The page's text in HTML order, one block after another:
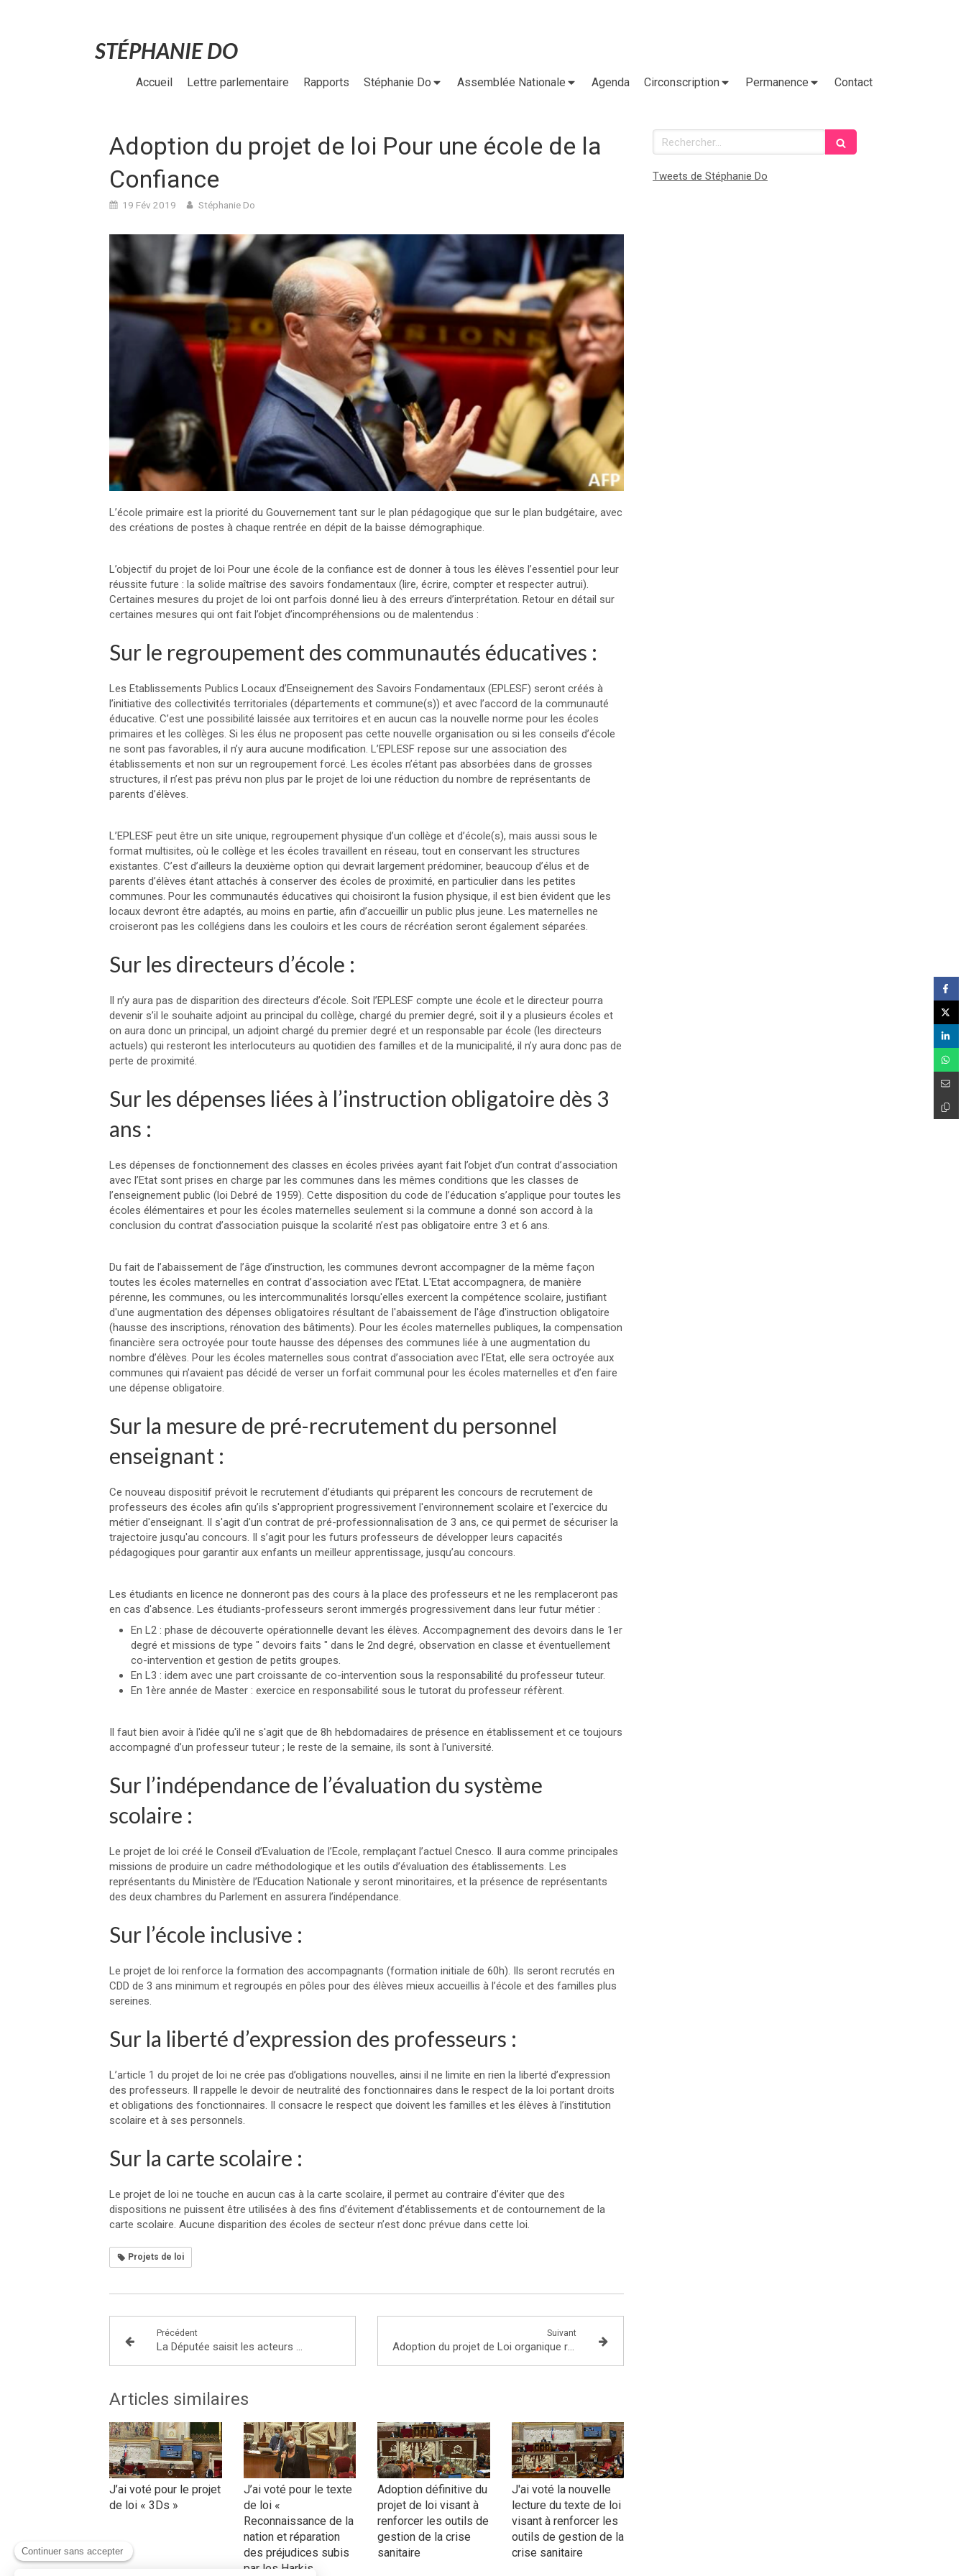
STÉPHANIE DO
Accueil Lettre parlementaire Rapports Stéphanie Do Assemblée Nationale Agenda Circonscription Permanence Contact
Adoption du projet de loi Pour une école de la
Confiance
19 Fév 2019 Stéphanie Do
L’école primaire est la priorité du Gouvernement tant sur le plan pédagogique que sur le plan budgétaire, avec
des créations de postes à chaque rentrée en dépit de la baisse démographique.
L’objectif du projet de loi Pour une école de la confiance est de donner à tous les élèves l’essentiel pour leur
réussite future : la solide maîtrise des savoirs fondamentaux (lire, écrire, compter et respecter autrui).
Certaines mesures du projet de loi ont parfois donné lieu à des erreurs d’interprétation. Retour en détail sur
certaines mesures qui ont fait l’objet d’incompréhensions ou de malentendus :
Sur le regroupement des communautés éducatives :
Les Etablissements Publics Locaux d’Enseignement des Savoirs Fondamentaux (EPLESF) seront créés à
l’initiative des collectivités territoriales (départements et commune(s)) et avec l’accord de la communauté
éducative. C’est une possibilité laissée aux territoires et en aucun cas la nouvelle norme pour les écoles
primaires et les collèges. Si les élus ne proposent pas cette nouvelle organisation ou si les conseils d’école
ne sont pas favorables, il n’y aura aucune modification. L’EPLESF repose sur une association des
établissements et non sur un regroupement forcé. Les écoles n’étant pas absorbées dans de grosses
structures, il n’est pas prévu non plus par le projet de loi une réduction du nombre de représentants de
parents d’élèves.
L’EPLESF peut être un site unique, regroupement physique d’un collège et d’école(s), mais aussi sous le
format multisites, où le collège et les écoles travaillent en réseau, tout en conservant les structures
existantes. C’est d’ailleurs la deuxième option qui devrait largement prédominer, beaucoup d’élus et de
parents d’élèves étant attachés à conserver des écoles de proximité, en particulier dans les petites
communes. Pour les communautés éducatives qui choisiront la fusion physique, il est bien évident que les
locaux devront être adaptés, au moins en partie, afin d’accueillir un public plus jeune. Les maternelles ne
croiseront pas les collégiens dans les couloirs et les cours de récréation seront également séparées.
Sur les directeurs d’école :
Il n’y aura pas de disparition des directeurs d’école. Soit l’EPLESF compte une école et le directeur pourra
devenir s’il le souhaite adjoint au principal du collège, chargé du premier degré, soit il y a plusieurs écoles et
on aura donc un principal, un adjoint chargé du premier degré et un responsable par école (les directeurs
actuels) qui resteront les interlocuteurs au quotidien des familles et de la municipalité, il n’y aura donc pas de
perte de proximité.
Sur les dépenses liées à l’instruction obligatoire dès 3
ans :
Les dépenses de fonctionnement des classes en écoles privées ayant fait l’objet d’un contrat d’association
avec l’Etat sont prises en charge par les communes dans les mêmes conditions que les classes de
l’enseignement public (loi Debré de 1959). Cette disposition du code de l’éducation s’applique pour toutes les
écoles élémentaires et pour les écoles maternelles seulement si la commune a donné son accord à la
conclusion du contrat d’association puisque la scolarité n’est pas obligatoire entre 3 et 6 ans.
Du fait de l’abaissement de l’âge d’instruction, les communes devront accompagner de la même façon
toutes les écoles maternelles en contrat d’association avec l’Etat. L'Etat accompagnera, de manière
pérenne, les communes, ou les intercommunalités lorsqu'elles exercent la compétence scolaire, justifiant
d'une augmentation des dépenses obligatoires résultant de l'abaissement de l'âge d'instruction obligatoire
(hausse des inscriptions, rénovation des bâtiments). Pour les écoles maternelles publiques, la compensation
financière sera octroyée pour toute hausse des dépenses des communes liée à une augmentation du
nombre d’élèves. Pour les écoles maternelles sous contrat d’association avec l’Etat, elle sera octroyée aux
communes qui n’avaient pas décidé de verser un forfait communal pour les écoles maternelles et d’en faire
une dépense obligatoire.
Sur la mesure de pré-recrutement du personnel
enseignant :
Ce nouveau dispositif prévoit le recrutement d’étudiants qui préparent les concours de recrutement de
professeurs des écoles afin qu’ils s'approprient progressivement l'environnement scolaire et l'exercice du
métier d'enseignant. Il s'agit d'un contrat de pré-professionnalisation de 3 ans, ce qui permet de sécuriser la
trajectoire jusqu'au concours. Il s’agit pour les futurs professeurs de développer leurs capacités
pédagogiques pour garantir aux enfants un meilleur apprentissage, jusqu’au concours.
Les étudiants en licence ne donneront pas des cours à la place des professeurs et ne les remplaceront pas
en cas d'absence. Les étudiants-professeurs seront immergés progressivement dans leur futur métier :
En L2 : phase de découverte opérationnelle devant les élèves. Accompagnement des devoirs dans le 1er
degré et missions de type " devoirs faits " dans le 2nd degré, observation en classe et éventuellement
co-intervention et gestion de petits groupes.
En L3 : idem avec une part croissante de co-intervention sous la responsabilité du professeur tuteur.
En 1ère année de Master : exercice en responsabilité sous le tutorat du professeur réfèrent.
Il faut bien avoir à l'idée qu'il ne s'agit que de 8h hebdomadaires de présence en établissement et ce toujours
accompagné d’un professeur tuteur ; le reste de la semaine, ils sont à l'université.
Sur l’indépendance de l’évaluation du système
scolaire :
Le projet de loi créé le Conseil d’Evaluation de l’Ecole, remplaçant l’actuel Cnesco. Il aura comme principales
missions de produire un cadre méthodologique et les outils d’évaluation des établissements. Les
représentants du Ministère de l’Education Nationale y seront minoritaires, et la présence de représentants
des deux chambres du Parlement en assurera l’indépendance.
Sur l’école inclusive :
Le projet de loi renforce la formation des accompagnants (formation initiale de 60h). Ils seront recrutés en
CDD de 3 ans minimum et regroupés en pôles pour des élèves mieux accueillis à l’école et des familles plus
sereines.
Sur la liberté d’expression des professeurs :
L’article 1 du projet de loi ne crée pas d’obligations nouvelles, ainsi il ne limite en rien la liberté d’expression
des professeurs. Il rappelle le devoir de neutralité des fonctionnaires dans le respect de la loi portant droits
et obligations des fonctionnaires. Il consacre le respect que doivent les familles et les élèves à l’institution
scolaire et à ses personnels.
Sur la carte scolaire :
Le projet de loi ne touche en aucun cas à la carte scolaire, il permet au contraire d’éviter que des
dispositions ne puissent être utilisées à des fins d’évitement d’établissements et de contournement de la
carte scolaire. Aucune disparition des écoles de secteur n’est donc prévue dans cette loi.
Projets de loi
Précédent
La Députée saisit les acteurs des négociations de la carte scolaire en Seine-et-Marne face au mécontentement des parents d’élèves et des enseignants
Suivant
Adoption du projet de Loi organique relatif au renforcement de l'organisation des juridictions et du projet de Loi de programmation 2018-2022 et de réforme pour la justice
Articles similaires
J’ai voté pour le projet
de loi « 3Ds »
J’ai voté pour le texte
de loi «
Reconnaissance de la
nation et réparation
des préjudices subis
par les Harkis
Adoption définitive du
projet de loi visant à
renforcer les outils de
gestion de la crise
sanitaire
J'ai voté la nouvelle
lecture du texte de loi
visant à renforcer les
outils de gestion de la
crise sanitaire
Rechercher
Tweets de Stéphanie Do